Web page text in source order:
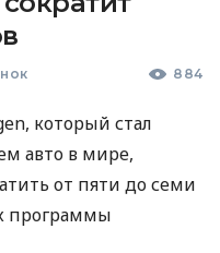
884
который стал
авто в мире,
от пяти до семи
программы